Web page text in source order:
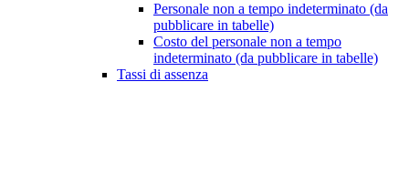
Personale non a tempo indeterminato (da
pubblicare in tabelle)
Costo del personale non a tempo
indeterminato (da pubblicare in tabelle)
Tassi di assenza